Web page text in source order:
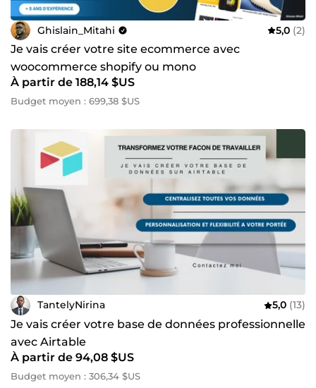
Ghislain_Mitahi 5,0 (2)
Je vais créer votre site ecommerce avec
woocommerce shopify ou mono
À partir de 188,14 $US
Budget moyen : 699,38 $US
TantelyNirina 5,0 (13)
Je vais créer votre base de données professionnelle
avec Airtable
À partir de 94,08 $US
Budget moyen : 306,34 $US